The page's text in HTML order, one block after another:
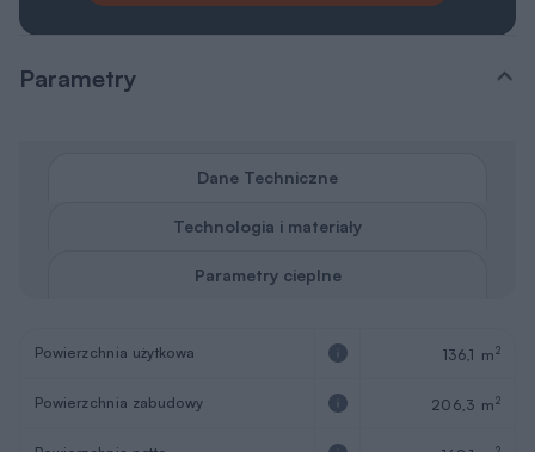
Parametry
Dane Techniczne
Technologia i materiały
Parametry cieplne
Powierzchnia użytkowa 136,1 m2
Powierzchnia zabudowy 206,3 m2